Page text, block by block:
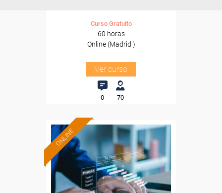
Curso Gratuito
60 horas
Online (Madrid )
Ver curso
0 70
ONLINE
Formación 100%
subvencionada.
Para trabajadores y